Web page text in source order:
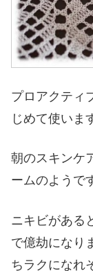
プロアクティ
じめて使いま
朝のスキンケ
ームのようで
ニキビがある
で億劫になり
ちラクになれ